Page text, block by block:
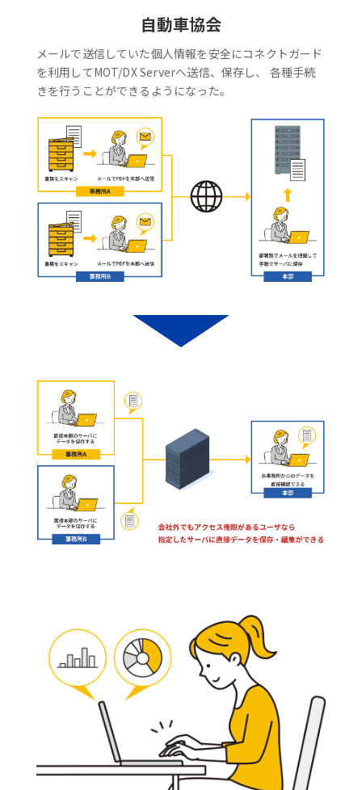
自動車協会
メールで送信していた個人情報を安全にコネクトガード
を利用してMOT/DX Serverへ送信、保存し、 各種手続
きを行うことができるようになった。